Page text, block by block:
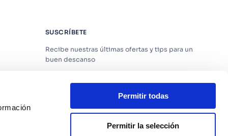
Permitir todas
Permitir la selección
SUSCRÍBETE
Recibe nuestras últimas ofertas y tips para un
buen descanso
Acepto losTérminos y CondicionesyPolítica